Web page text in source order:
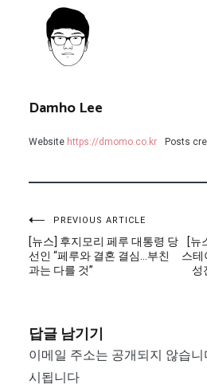
Damho Lee
Website https://dmomo.co.kr Posts
글
탐
색
PREVIOUS ARTICLE
[뉴스] 후지모리 페루 대통령 당
선인 “페루와 결혼 결심…부친
과는 다를 것”
[뉴
스테
성
답글 남기기
이메일 주소는 공개되지 않습니
시됩니다